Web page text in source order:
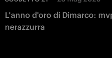
L'anno d'oro di Dimarco:
nerazzurra